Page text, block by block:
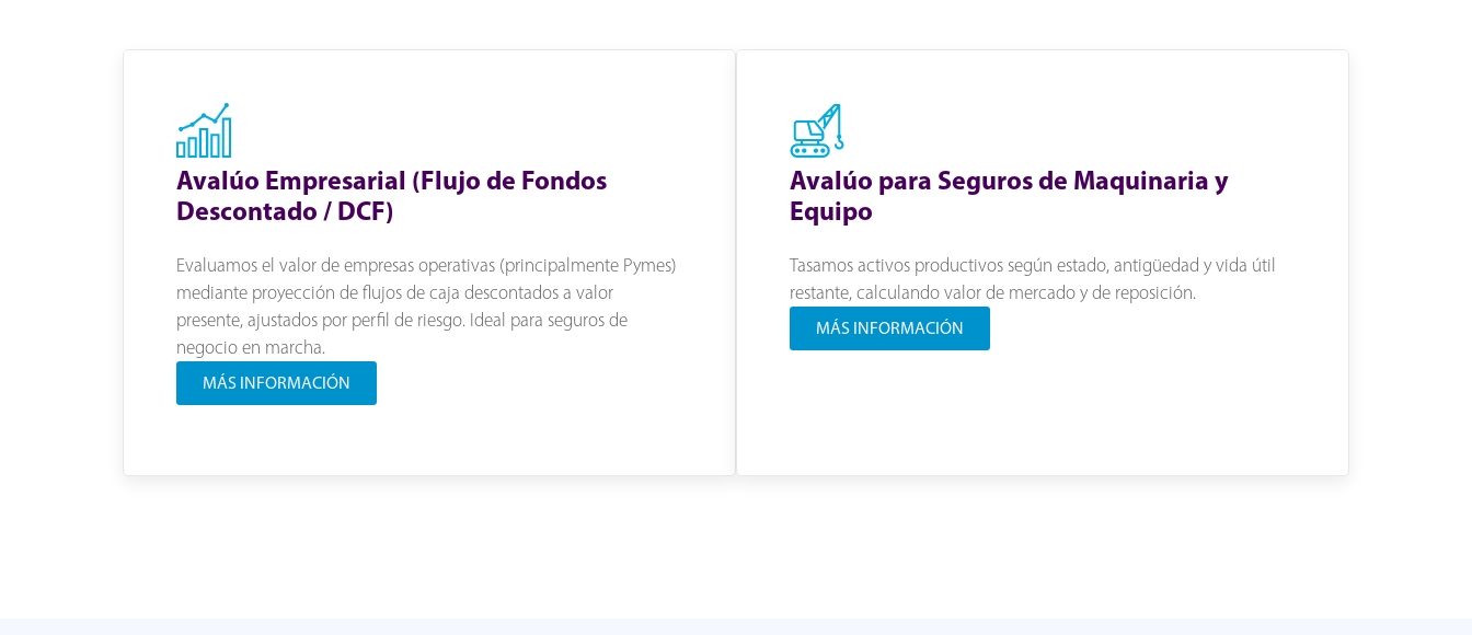
Avalúo Empresarial (Flujo de Fondos
Descontado / DCF)
Evaluamos el valor de empresas operativas (principalmente Pymes)
mediante proyección de flujos de caja descontados a valor
presente, ajustados por perfil de riesgo. Ideal para seguros de
negocio en marcha.
MÁS INFORMACIÓN
Avalúo para Seguros de Maquinaria y
Equipo
Tasamos activos productivos según estado, antigüedad y vida útil
restante, calculando valor de mercado y de reposición.
MÁS INFORMACIÓN